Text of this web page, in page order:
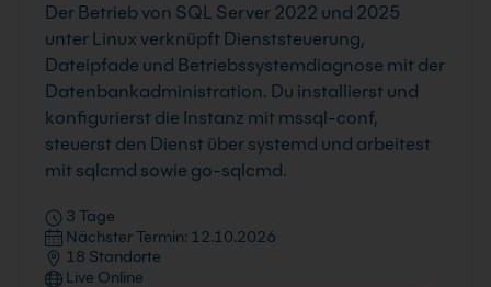
Der Betrieb von SQL Server 2022 und 2025
unter Linux verknüpft Dienststeuerung,
Dateipfade und Betriebssystemdiagnose mit der
Datenbankadministration. Du installierst und
konfigurierst die Instanz mit mssql-conf,
steuerst den Dienst über systemd und arbeitest
mit sqlcmd sowie go-sqlcmd.
3 Tage
Nächster Termin: 12.10.2026
18 Standorte
Live Online